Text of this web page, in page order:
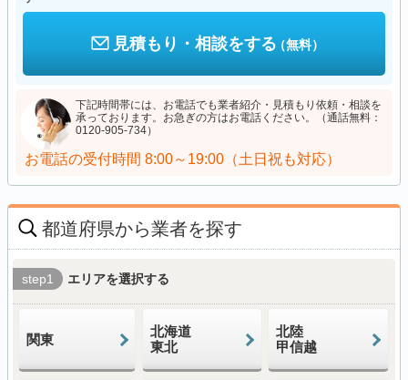
見積もり・相談をする（無料）
下記時間帯には、お電話でも業者紹介・見積もり依頼・相談を
承っております。お急ぎの方はお電話ください。（通話無料：
0120-905-734）
お電話の受付時間 8:00～19:00（土日祝も対応）
都道府県から業者を探す
step1 エリアを選択する
関東
北海道
東北
北陸
甲信越